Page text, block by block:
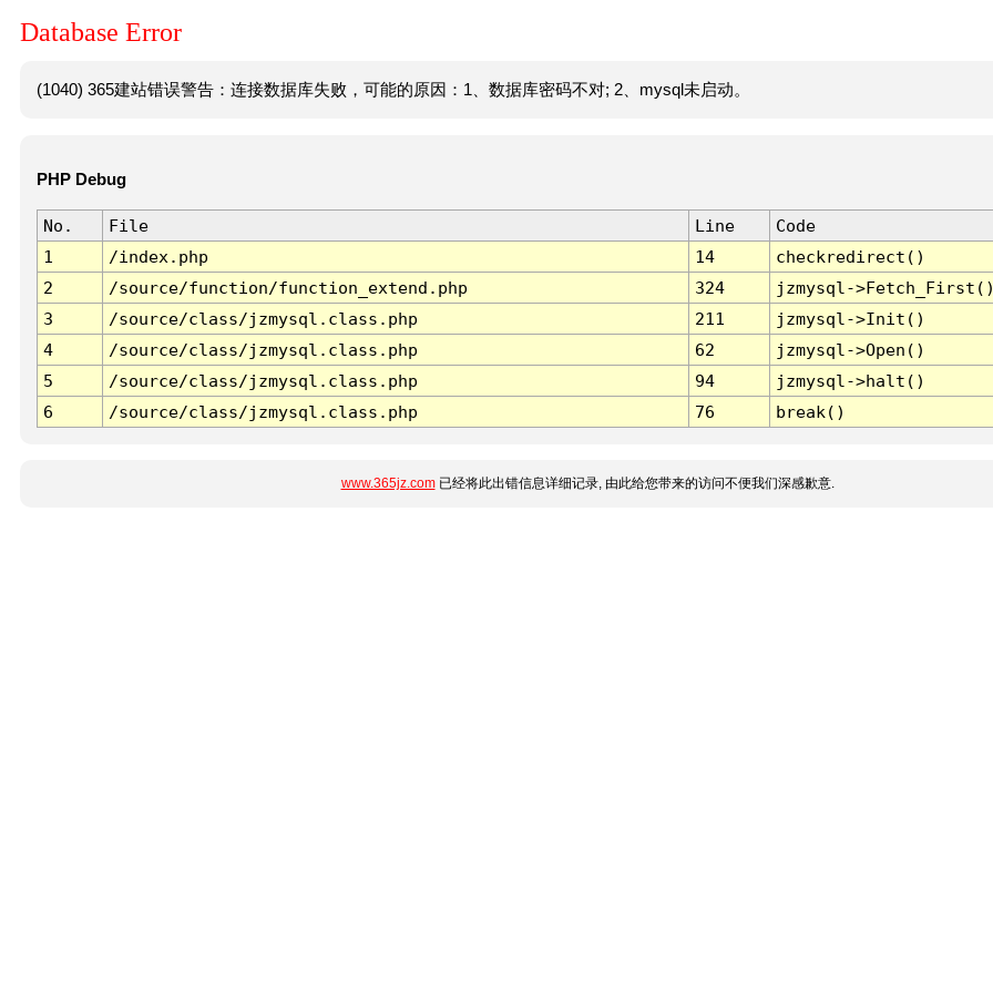
Database Error
(1040) 365建站错误警告：连接数据库失败，可能的原因：1、数据库密码不对; 2、mysql未启动。
PHP Debug
No. File Line
Code
1
/index.php 14
checkredirect()
2
/source/function/function_extend.php 324
jzmysql-
3
/source/class/jzmysql.class.php 211
jzmysql->Init()
4
/source/class/jzmysql.class.php 62
jzmysql->Open()
5
/source/class/jzmysql.class.php 94
jzmysql->halt()
6
/source/class/jzmysql.class.php 76 break()
www.365jz.com已经将此出错信息详细记录, 由此给您带来的访问不便我们深感歉意.